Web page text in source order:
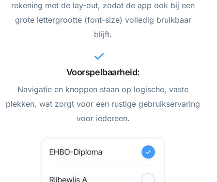
rekening met de lay-out, zodat de app ook bij een
grote lettergrootte (font-size) volledig bruikbaar
blijft.
Voorspelbaarheid:
Navigatie en knoppen staan op logische, vaste
plekken, wat zorgt voor een rustige gebruikservaring
voor iedereen.